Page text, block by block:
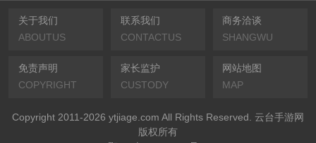
关于我们
ABOUTUS
联系我们
CONTACTUS
商务洽谈
SHANGWU
免责声明
COPYRIGHT
家长监护
CUSTODY
网站地图
MAP
Copyright 2011-2026 ytjiage.com All Rights Reserved. 云台手游网
版权所有